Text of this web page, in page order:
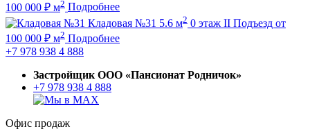
100 000 ₽ м2 Подробнее
Кладовая №31 5.6 м2 0 этаж II Подъезд от
100 000 ₽ м2 Подробнее
+7 978 938 4 888
Застройщик ООО «Пансионат Родничок»
+7 978 938 4 888
Офис продаж